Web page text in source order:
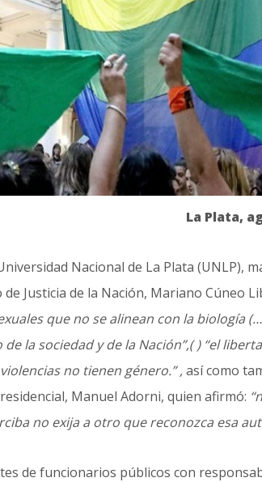
La Plata,
Nacional de La Plata (UNLP),
Justicia de la Nación, Mariano Cúneo
que no se alinean con la biología
la sociedad y de la Nación”,( ) “el
no tienen género.” ,así como
Manuel Adorni, quien afirmó:
no exija a otro que reconozca esa
de funcionarios públicos con